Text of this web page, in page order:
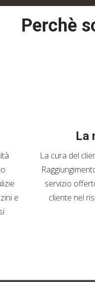
Perchè
e
La
La cura del
servizio
cliente nel